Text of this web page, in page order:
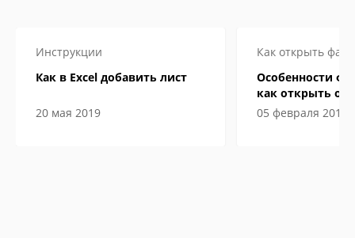
Инструкции
Как в Excel добавить лист
20 мая 2019
Как открыть файл
Особенности
как открыть
компьютере
05 февраля 2019